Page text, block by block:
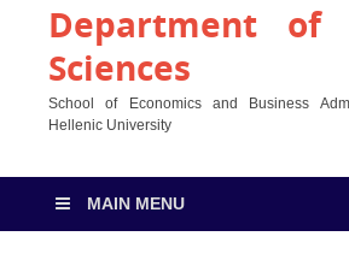
Department of
Sciences
School of Economics and Business
Hellenic University
MAIN MENU